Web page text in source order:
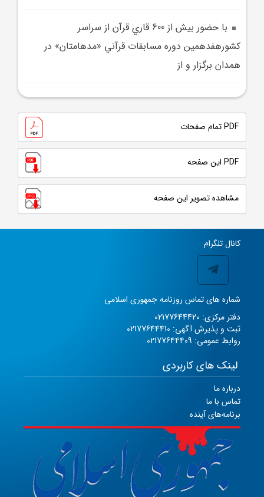
با حضور بيش از 600 قاري قرآن از سراسر
کشورهفدهمين دوره مسابقات قرآني «مدهامتان» در
همدان برگزار و از
PDF تمام صفحات
PDF این صفحه
مشاهده تصویر این صفحه
کانال تلگرام
شماره های تماس روزنامه جمهوری اسلامی
دفتر مرکزی: 02177644420
ثبت و پذیرش آگهی: 02177644410
روابط عمومی: 02177644409
لینک های کاربردی
درباره ما
تماس با ما
برنامه‌های آینده